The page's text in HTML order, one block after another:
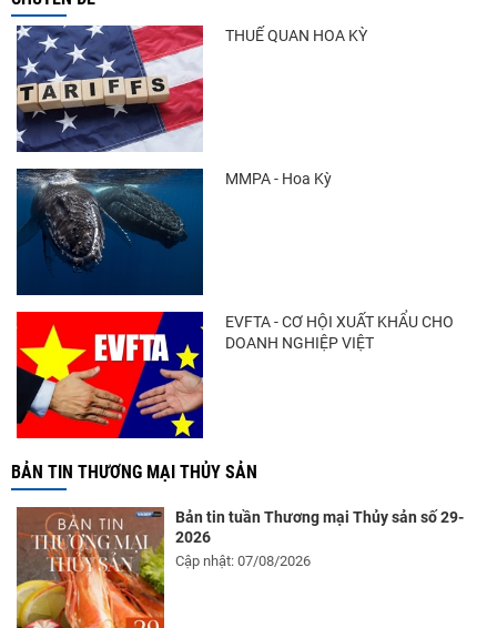
THUẾ QUAN HOA KỲ
MMPA - Hoa Kỳ
EVFTA - CƠ HỘI XUẤT KHẨU CHO
DOANH NGHIỆP VIỆT
BẢN TIN THƯƠNG MẠI THỦY SẢN
Bản tin tuần Thương mại Thủy sản số 29-
2026
Cập nhật: 07/08/2026